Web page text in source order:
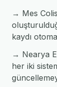
→ Mes
kaydı
→ Nearya
her iki